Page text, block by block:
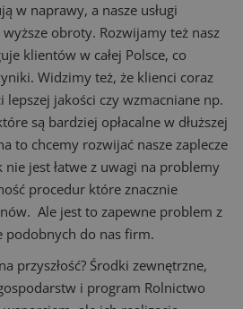
w naprawy, a nasze usługi
obroty. Rozwijamy też nasz
klientów w całej Polsce, co
Widzimy też, że klienci coraz
lepszej jakości czy wzmacniane np.
są bardziej opłacalne w dłuższej
to chcemy rozwijać nasze zaplecze
jest łatwe z uwagi na problemy
procedur które znacznie
Ale jest to zapewne problem z
podobnych do nas firm.
przyszłość? Środki zewnętrzne,
i program Rolnictwo